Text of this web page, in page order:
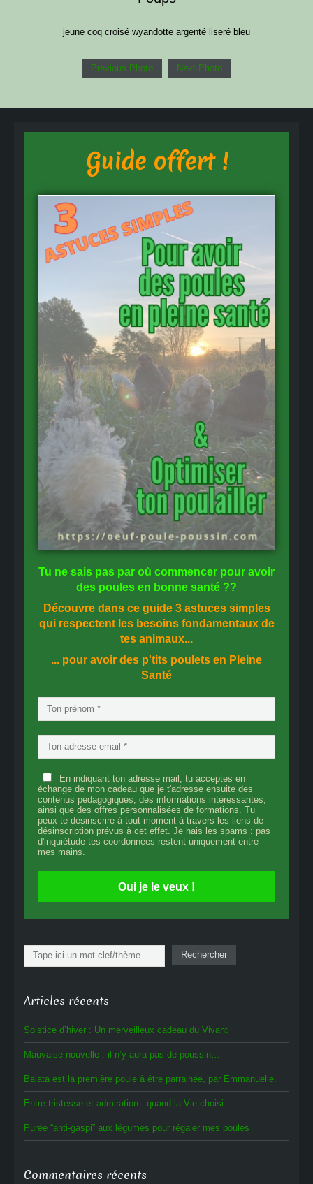
jeune coq croisé wyandotte argenté liseré bleu
Previous Photo Next Photo
Guide offert !
Tu ne sais pas par où commencer pour avoir
des poules en bonne santé ??
Découvre dans ce guide 3 astuces simples
qui respectent les besoins fondamentaux de
tes animaux...
... pour avoir des p'tits poulets en Pleine
Santé
En indiquant ton adresse mail, tu acceptes en
échange de mon cadeau que je t'adresse ensuite des
contenus pédagogiques, des informations intéressantes,
ainsi que des offres personnalisées de formations. Tu
peux te désinscrire à tout moment à travers les liens de
désinscription prévus à cet effet. Je hais les spams : pas
d'inquiétude tes coordonnées restent uniquement entre
mes mains.
Oui je le veux !
Rechercher Rechercher
Articles récents
Solstice d’hiver : Un merveilleux cadeau du Vivant
Mauvaise nouvelle : il n’y aura pas de poussin…
Balata est la première poule à être parrainée, par Emmanuelle.
Entre tristesse et admiration : quand la Vie choisi.
Purée “anti-gaspi” aux légumes pour régaler mes poules
Commentaires récents